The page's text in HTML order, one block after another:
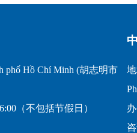
phố Hồ Chí Minh (胡志明市
（不包括节假日）